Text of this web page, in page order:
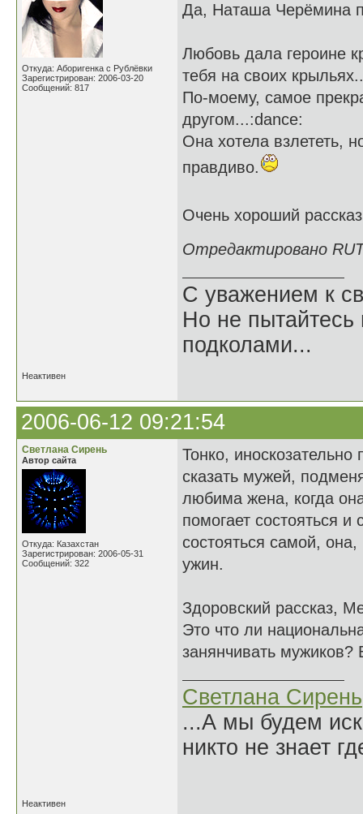
Откуда: Аборигенка с Рублёвки
Зарегистрирован: 2006-03-20
Сообщений: 817
Да, Наташа Черёмина
Любовь дала героине
тебя на своих
По-моему, самое
другом...:dance:
Она хотела взлететь,
правдиво.
Очень хороший
Отредактировано
С уважением к
Но не пытайтесь
подколами...
Неактивен
2006-06-12 09:21:54
Светлана Сирень
Автор сайта
Откуда: Казахстан
Зарегистрирован: 2006-05-31
Сообщений: 322
Тонко,
сказать мужей,
любима жена, когда
помогает состояться
состояться самой,
ужин.
Здоровский рассказ,
Это что ли
занянчивать
Светлана Сирень
...А мы будем
никто не знает
Неактивен